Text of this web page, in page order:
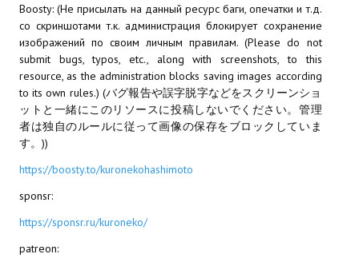
Новости Архив
МОДЫ ДЛЯ ИГР
Патчи
Mass Effect 2
Mass Effect 3
Divinity Original Sin Enhanced Edition
Dragon Age: Origins
Boosty: (Не присылать на данный ресурс баги, опечатки и т.д.
со скриншотами т.к. администрация блокирует сохранение
изображений по своим личным правилам. (Please do not
submit bugs, typos, etc., along with screenshots, to this
resource, as the administration blocks saving images according
to its own rules.) (バグ報告や誤字脱字などをスクリーンショ
ットと一緒にこのリソースに投稿しないでください。管理
者は独自のルールに従って画像の保存をブロックしていま
す。))
https://boosty.to/kuronekohashimoto
sponsr:
https://sponsr.ru/kuroneko/
patreon: